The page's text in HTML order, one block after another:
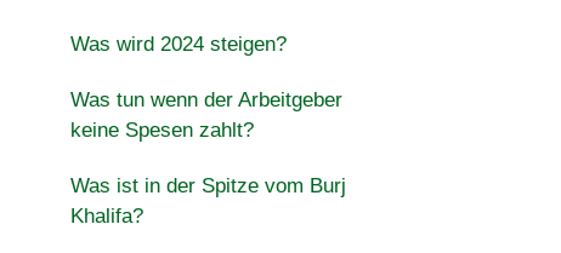
Was wird 2024 steigen?
Was tun wenn der Arbeitgeber
keine Spesen zahlt?
Was ist in der Spitze vom Burj
Khalifa?